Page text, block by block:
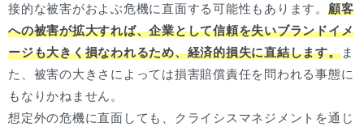
接的な被害がおよぶ危機に直面する可能性もあります。 顧客
への被害が拡大すれば、企業として信頼を失いブランドイメ
ージも大きく損なわれるため、経済的損失に直結します。ま
た、被害の大きさによっては損害賠償責任を問われる事態に
もなりかねません。
想定外の危機に直面しても、クライシスマネジメントを通じ